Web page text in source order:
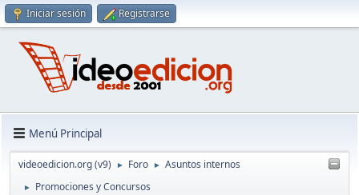
Iniciar sesión Registrarse
Menú Principal
videoedicion.org (v9) ► Foro ► Asuntos internos
► Promociones y Concursos